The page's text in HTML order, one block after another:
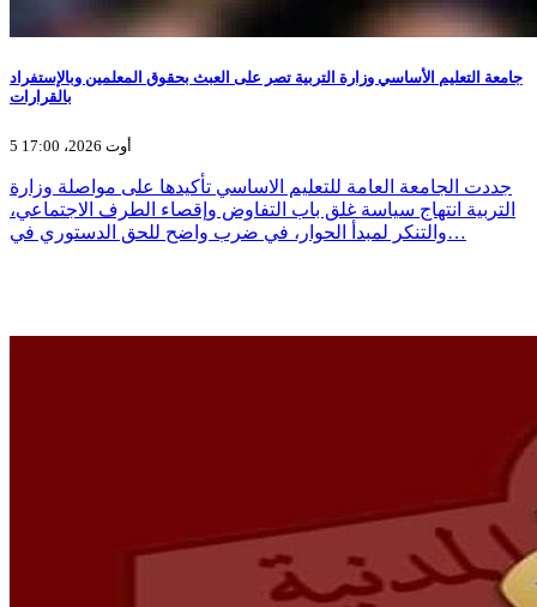
جامعة التعليم الأساسي وزارة التربية تصر على العبث بحقوق المعلمين وبالإستفراد
بالقرارات
5 أوت 2026، 17:00
جددت الجامعة العامة للتعليم الاساسي تأكيدها على مواصلة وزارة
التربية انتهاج سياسة غلق باب التفاوض وإقصاء الطرف الاجتماعي،
والتنكر لمبدأ الحوار، في ضرب واضح للحق الدستوري في…